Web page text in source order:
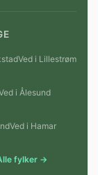
Ved i Lillestrøm
i Ålesund
Ved i Hamar
fylker →